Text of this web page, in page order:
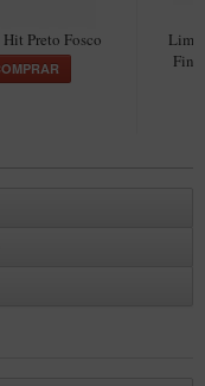
Preto Fosco